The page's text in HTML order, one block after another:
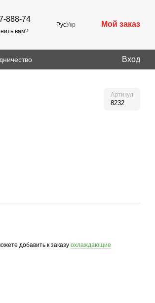
888-74
вам?
РусУкр Мой заказ
Вход
Артикул
8232
добавить к заказуохлаждающие